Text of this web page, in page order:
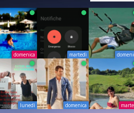
domenica martedì
lunedì domenica